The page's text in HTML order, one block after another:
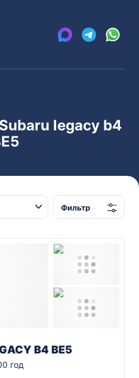
legacy b4
Фильтр
B4 BE5
год